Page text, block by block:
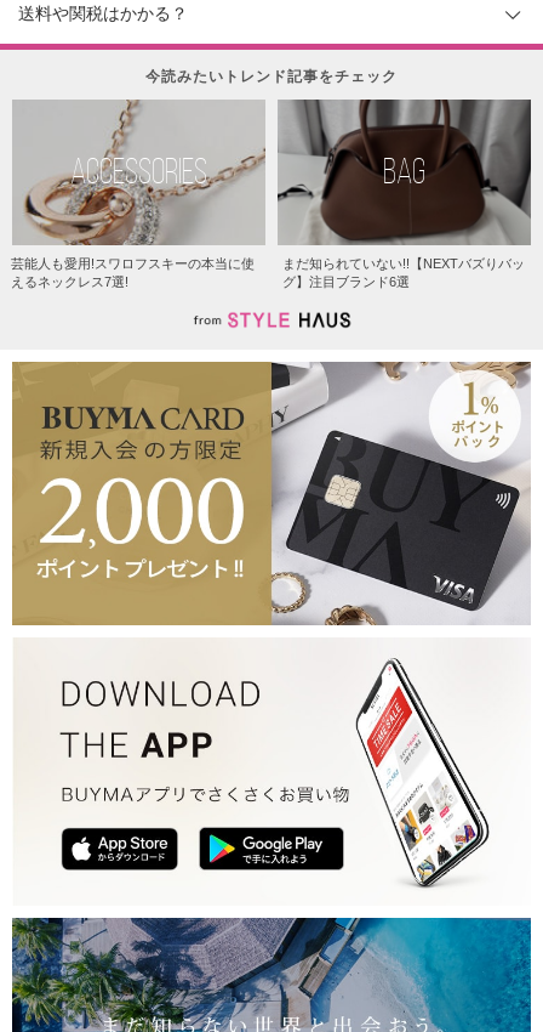
送料や関税はかかる？
今読みたいトレンド記事をチェック
ACCESSORIES
芸能人も愛用!スワロフスキーの本当に使
えるネックレス7選!
BAG
まだ知られていない!!【NEXTバズりバッ
グ】注目ブランド6選